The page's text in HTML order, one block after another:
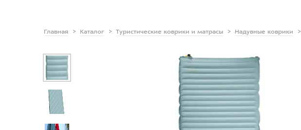
Главная Каталог Туристические коврики и матрасы Надувные коврики